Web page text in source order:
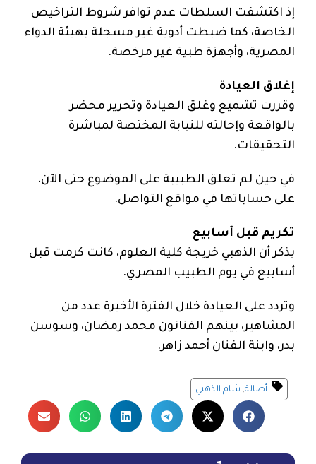
إذ اكتشفت السلطات عدم توافر شروط التراخيص
الخاصة، كما ضبطت أدوية غير مسجلة بهيئة الدواء
المصرية، وأجهزة طبية غير مرخصة.
إغلاق العيادة
وقررت تشميع وغلق العيادة وتحرير محضر
بالواقعة وإحالته للنيابة المختصة لمباشرة
التحقيقات.
في حين لم تعلق الطبيبة على الموضوع حتى الآن،
على حساباتها في مواقع التواصل.
تكريم قبل أسابيع
يذكر أن الذهبي خريجة كلية العلوم، كانت كرمت قبل
أسابيع في يوم الطبيب المصري.
وتردد على العيادة خلال الفترة الأخيرة عدد من
المشاهير، بينهم الفنانون محمد رمضان، وسوسن
بدر، وابنة الفنان أحمد زاهر.
أصالة, شام الذهبي